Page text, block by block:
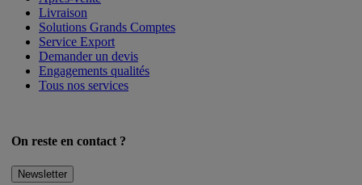
Après-vente
Livraison
Solutions Grands Comptes
Service Export
Demander un devis
Engagements qualités